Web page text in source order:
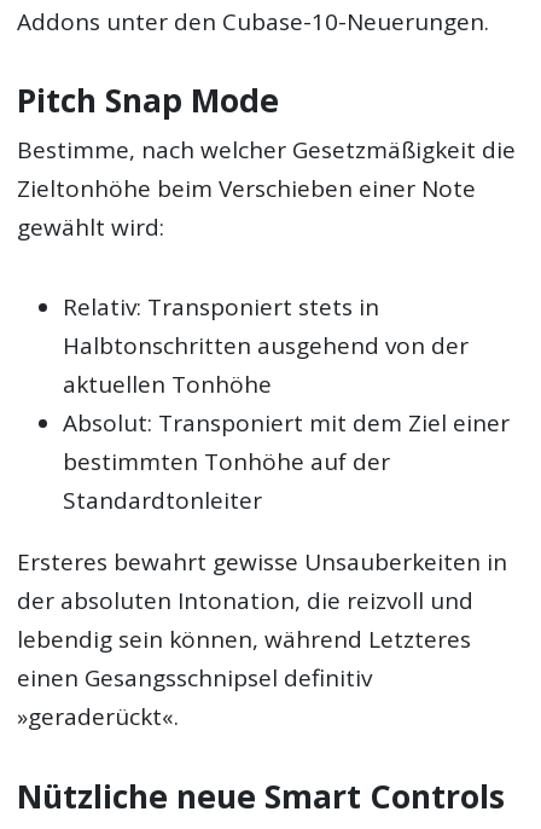
Addons unter den Cubase-10-Neuerungen.
Pitch Snap Mode
Bestimme, nach welcher Gesetzmäßigkeit die
Zieltonhöhe beim Verschieben einer Note
gewählt wird:
Relativ: Transponiert stets in
Halbtonschritten ausgehend von der
aktuellen Tonhöhe
Absolut: Transponiert mit dem Ziel einer
bestimmten Tonhöhe auf der
Standardtonleiter
Ersteres bewahrt gewisse Unsauberkeiten in
der absoluten Intonation, die reizvoll und
lebendig sein können, während Letzteres
einen Gesangsschnipsel definitiv
»geraderückt«.
Nützliche neue Smart Controls